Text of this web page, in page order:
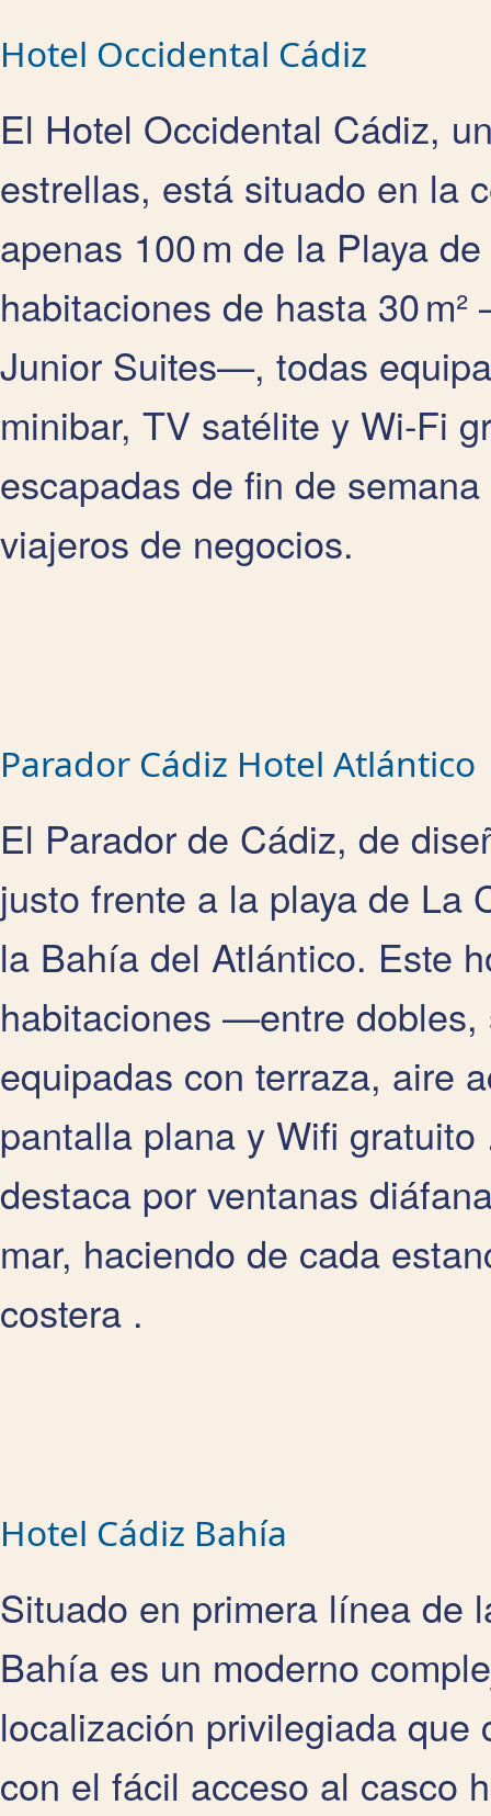
Hotel Occidental Cádiz
El Hotel Occidental Cádiz,
estrellas, está situado en la
apenas 100 m de la Playa
habitaciones de hasta 30
Junior Suites—, todas
minibar, TV satélite y Wi‑Fi
escapadas de fin de
viajeros de negocios.
Parador Cádiz Hotel Atlántico
El Parador de Cádiz, de
justo frente a la playa de La
la Bahía del Atlántico. Este
habitaciones —entre
equipadas con terraza, aire
pantalla plana y Wifi
destaca por ventanas
mar, haciendo de cada
costera .
Hotel Cádiz Bahía
Situado en primera línea de
Bahía es un moderno
localización privilegiada
con el fácil acceso al casco